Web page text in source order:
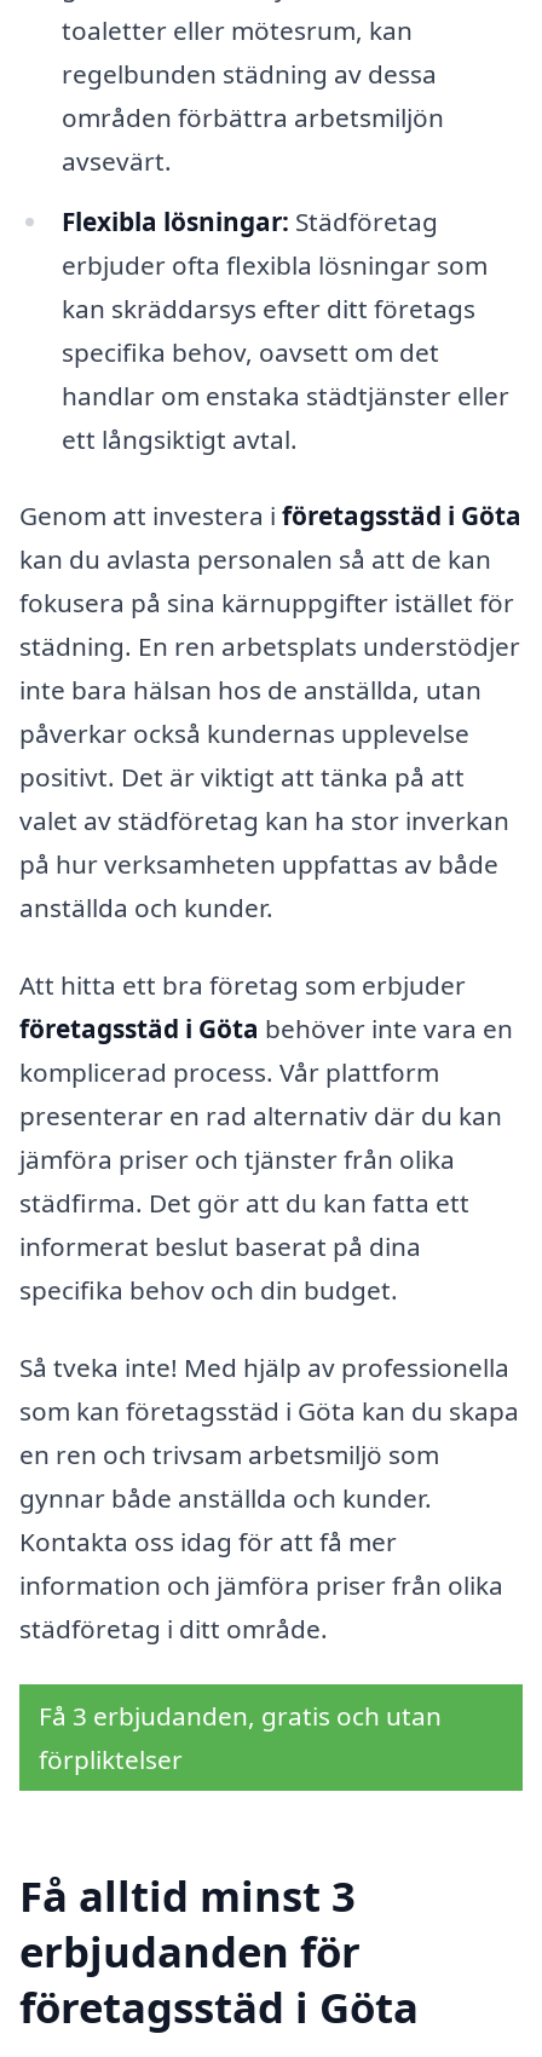
toaletter eller mötesrum, kan
regelbunden städning av dessa
områden förbättra arbetsmiljön
avsevärt.
Flexibla lösningar: Städföretag
erbjuder ofta flexibla lösningar som
kan skräddarsys efter ditt företags
specifika behov, oavsett om det
handlar om enstaka städtjänster eller
ett långsiktigt avtal.
Genom att investera i företagsstäd i Göta
kan du avlasta personalen så att de kan
fokusera på sina kärnuppgifter istället för
städning. En ren arbetsplats understödjer
inte bara hälsan hos de anställda, utan
påverkar också kundernas upplevelse
positivt. Det är viktigt att tänka på att
valet av städföretag kan ha stor inverkan
på hur verksamheten uppfattas av både
anställda och kunder.
Att hitta ett bra företag som erbjuder
företagsstäd i Göta behöver inte vara en
komplicerad process. Vår plattform
presenterar en rad alternativ där du kan
jämföra priser och tjänster från olika
städfirma. Det gör att du kan fatta ett
informerat beslut baserat på dina
specifika behov och din budget.
Så tveka inte! Med hjälp av professionella
som kan företagsstäd i Göta kan du skapa
en ren och trivsam arbetsmiljö som
gynnar både anställda och kunder.
Kontakta oss idag för att få mer
information och jämföra priser från olika
städföretag i ditt område.
Få 3 erbjudanden, gratis och utan
förpliktelser
Få alltid minst 3
erbjudanden för
företagsstäd i Göta